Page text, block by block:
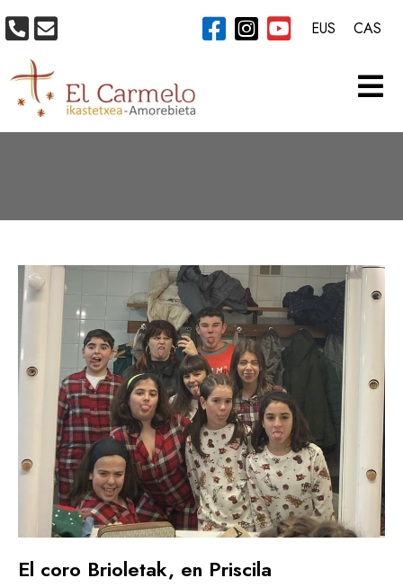
CATEGORÍA:
El coro Brioletak, en Priscila
EUS CAS